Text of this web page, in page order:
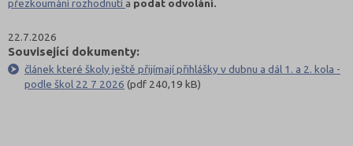
přezkoumání rozhodnutí a podat odvolání.
22.7.2026
Související dokumenty:
článek které školy ještě přijímají přihlášky v dubnu a dál 1. a 2. kola -
podle škol 22 7 2026 (pdf 240,19 kB)